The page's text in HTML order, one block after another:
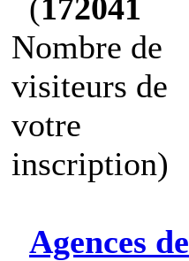
(172041
Nombre de
visiteurs de
votre
inscription)
Agences de